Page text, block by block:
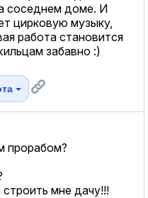
соседнем доме. И
цирковую музыку,
работа становится
забавно :)
прорабом?
мне дачу!!!